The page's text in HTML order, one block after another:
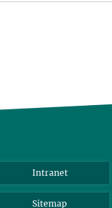
Intranet
Sitemap